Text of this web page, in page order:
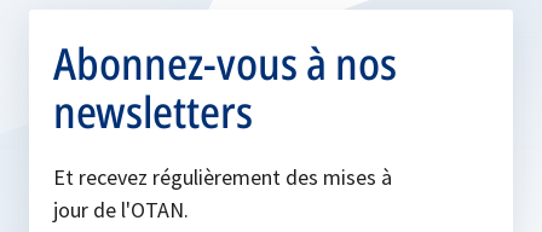
Abonnez-vous à nos
newsletters
Et recevez régulièrement des mises à
jour de l'OTAN.